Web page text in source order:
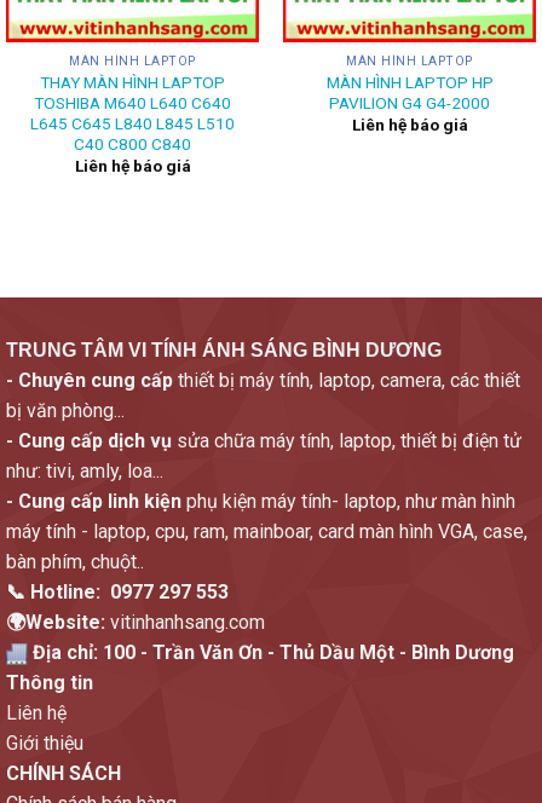
MÀN HÌNH LAPTOP
THAY MÀN HÌNH LAPTOP
TOSHIBA M640 L640 C640
L645 C645 L840 L845 L510
C40 C800 C840
Liên hệ báo giá
MÀN HÌNH LAPTOP
MÀN HÌNH LAPTOP HP
PAVILION G4 G4-2000
Liên hệ báo giá
TRUNG TÂM VI TÍNH ÁNH SÁNG BÌNH DƯƠNG
- Chuyên cung cấp thiết bị máy tính, laptop, camera, các thiết
bị văn phòng...
- Cung cấp dịch vụ sửa chữa máy tính, laptop, thiết bị điện tử
như: tivi, amly, loa...
- Cung cấp linh kiện phụ kiện máy tính- laptop, như màn hình
máy tính - laptop, cpu, ram, mainboar, card màn hình VGA, case,
bàn phím, chuột..
📞 Hotline: 0977 297 553
🌍Website: vitinhanhsang.com
Địa chỉ: 100 - Trần Văn Ơn - Thủ Dầu Một - Bình Dương
Thông tin
Liên hệ
Giới thiệu
CHÍNH SÁCH